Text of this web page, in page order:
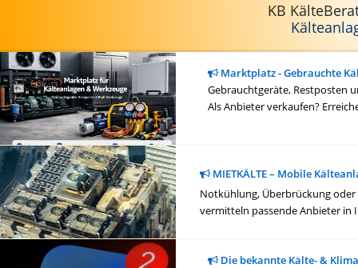
KB
Marktplatz - Gebrauchte
Gebrauchtgeräte, Restposten
Als Anbieter verkaufen?
MIETKÄLTE – Mobile
Notkühlung, Überbrückung
vermitteln passende Anbieter in
Die bekannte Kälte- &